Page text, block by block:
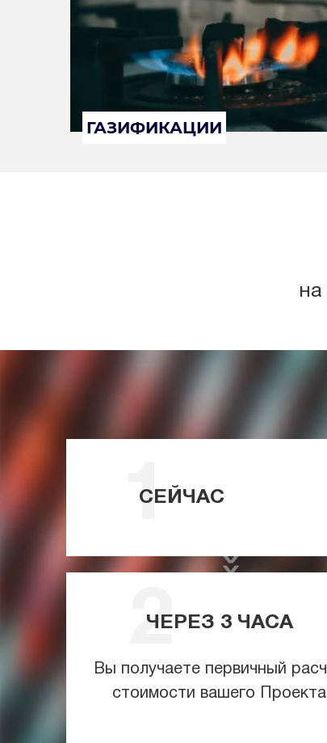
ГАЗИФИКАЦИИ
на
СЕЙЧАС
ЧЕРЕЗ 3ЧАСА
Вы получаете первичный
стоимости вашего Проекта